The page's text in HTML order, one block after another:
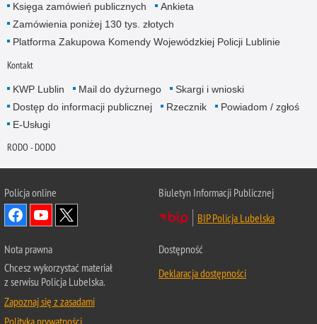
Księga zamówień publicznych
Ankieta
Zamówienia poniżej 130 tys. złotych
Platforma Zakupowa Komendy Wojewódzkiej Policji Lublinie
Kontakt
KWP Lublin Mail do dyżurnego
Skargi i wnioski
Dostęp do informacji publicznej
Rzecznik
Powiadom / zgłoś
E-Usługi
RODO - DODO
Policja online
Biuletyn Informacji Publicznej
BIP Policja Lubelska
Nota prawna
Chcesz wykorzystać materiał
z serwisu Policja Lubelska.
Zapoznaj się z zasadami
Dostępność
Deklaracja dostępności